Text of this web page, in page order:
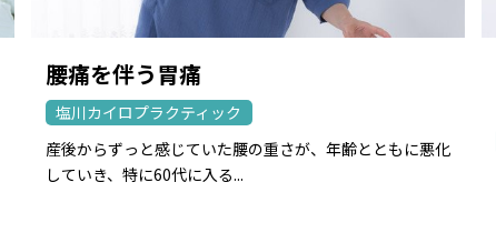
腰痛を伴う胃痛
塩川カイロプラクティック
産後からずっと感じていた腰の重さが、年齢とともに悪化
していき、特に60代に入る...